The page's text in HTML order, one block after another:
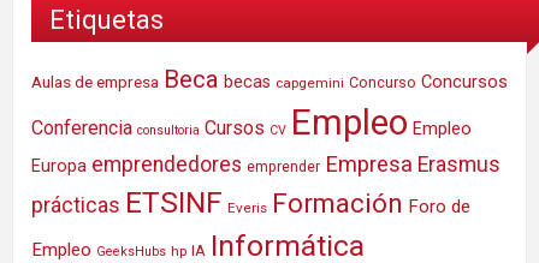
Etiquetas
Aulas de empresa Beca becas capgemini Concurso Concursos
Conferencia consultoria Cursos CV Empleo Empleo
Europa emprendedores emprender Empresa Erasmus
prácticas ETSINF Everis Formación Foro de
Empleo GeeksHubs hp IA Informática